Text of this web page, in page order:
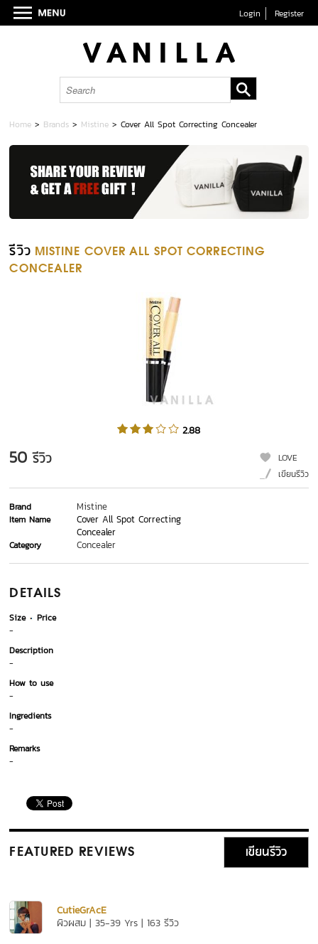
Login Register
Home > Brands > Mistine >Cover All Spot Correcting Concealer
รีวิว MISTINE COVER ALL SPOT CORRECTING
CONCEALER
2.88
50 รีวิว
LOVE
เขียนรีวิว
Brand Mistine
Item Name
Cover All Spot Correcting
Concealer
Category Concealer
DETAILS
Size
Price
-
Description
-
How to use
-
Ingredients
-
Remarks
-
FEATURED REVIEWS เขียนรีวิว
CutieGrAcE
ผิวผสม | 35-39 Yrs | 163 รีวิว